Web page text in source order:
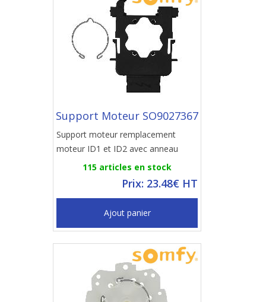
Support Moteur SO9027367
Support moteur remplacement
moteur ID1 et ID2 avec anneau
115 articles en stock
Prix: 23.48€ HT
Ajout panier